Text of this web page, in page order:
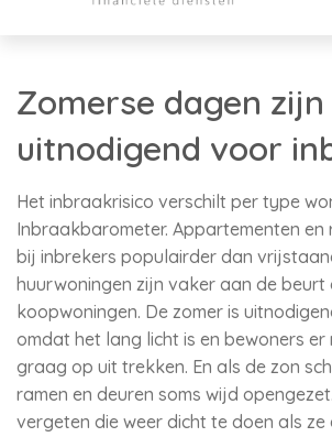
Zomerse dagen zijn
uitnodigend voor
Het inbraakrisico verschilt per type
Inbraakbarometer. Appartementen en
bij inbrekers populairder dan
huurwoningen zijn vaker aan de beurt
koopwoningen. De zomer is
omdat het lang licht is en bewoners er
graag op uit trekken. En als de zon
ramen en deuren soms wijd
vergeten die weer dicht te doen als ze